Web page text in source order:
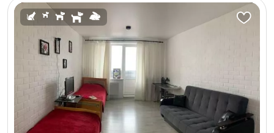
ещё, «Перемиловы горы» — это самые красивые закаты
в вашей жизни, и они уже ждут Вас! 🌞